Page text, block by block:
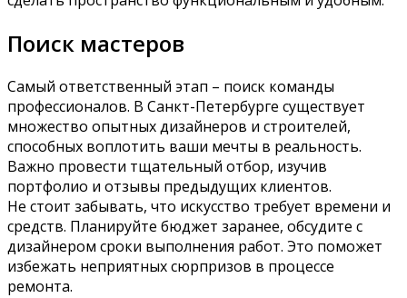
Поиск мастеров
Самый ответственный этап – поиск команды
профессионалов. В Санкт-Петербурге существует
множество опытных дизайнеров и строителей,
способных воплотить ваши мечты в реальность.
Важно провести тщательный отбор, изучив
портфолио и отзывы предыдущих клиентов.
Не стоит забывать, что искусство требует времени и
средств. Планируйте бюджет заранее, обсудите с
дизайнером сроки выполнения работ. Это поможет
избежать неприятных сюрпризов в процессе
ремонта.